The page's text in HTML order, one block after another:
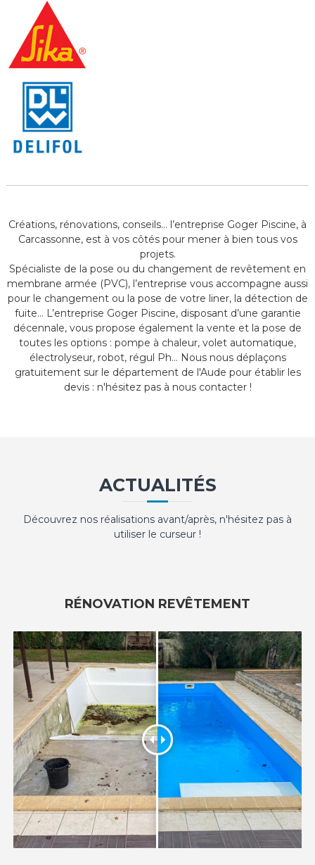
Créations, rénovations, conseils… l’entreprise Goger Piscine, à
Carcassonne, est à vos côtés pour mener à bien tous vos
projets.
Spécialiste de la pose ou du changement de revêtement en
membrane armée (PVC), l’entreprise vous accompagne aussi
pour le changement ou la pose de votre liner, la détection de
fuite… L’entreprise Goger Piscine, disposant d’une garantie
décennale, vous propose également la vente et la pose de
toutes les options : pompe à chaleur, volet automatique,
électrolyseur, robot, régul Ph... Nous nous déplaçons
gratuitement sur le département de l'Aude pour établir les
devis : n'hésitez pas à nous contacter !
ACTUALITÉS
Découvrez nos réalisations avant/après, n'hésitez pas à
utiliser le curseur !
RÉNOVATION REVÊTEMENT